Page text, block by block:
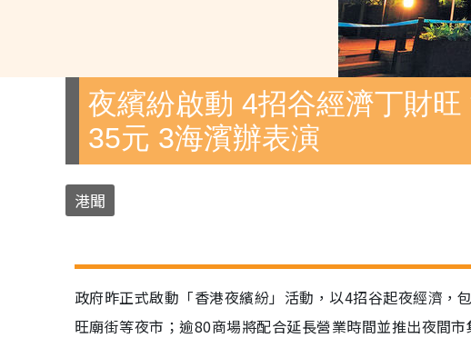
夜繽紛啟動 4招谷經濟丁財
35元 3海濱辦表演
港聞
政府昨正式啟動「香港夜繽紛」活動，以4招谷起夜經濟，
旺廟街等夜市；逾80商場將配合延長營業時間並推出夜間